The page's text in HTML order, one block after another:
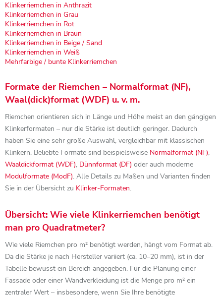
Klinkerriemchen in Anthrazit
Klinkerriemchen in Grau
Klinkerriemchen in Rot
Klinkerriemchen in Braun
Klinkerriemchen in Beige / Sand
Klinkerriemchen in Weiß
Mehrfarbige / bunte Klinkerriemchen
Formate der Riemchen – Normalformat (NF),
Waal(dick)format (WDF) u. v. m.
Riemchen orientieren sich in Länge und Höhe meist an den gängigen
Klinkerformaten – nur die Stärke ist deutlich geringer. Dadurch
haben Sie eine sehr große Auswahl, vergleichbar mit klassischen
Klinkern. Beliebte Formate sind beispielsweise Normalformat (NF),
Waaldickformat (WDF), Dünnformat (DF) oder auch moderne
Modulformate (ModF). Alle Details zu Maßen und Varianten finden
Sie in der Übersicht zu Klinker-Formaten.
Übersicht: Wie viele Klinkerriemchen benötigt
man pro Quadratmeter?
Wie viele Riemchen pro m² benötigt werden, hängt vom Format ab.
Da die Stärke je nach Hersteller variiert (ca. 10–20 mm), ist in der
Tabelle bewusst ein Bereich angegeben. Für die Planung einer
Fassade oder einer Wandverkleidung ist die Menge pro m² ein
zentraler Wert – insbesondere, wenn Sie Ihre benötigte